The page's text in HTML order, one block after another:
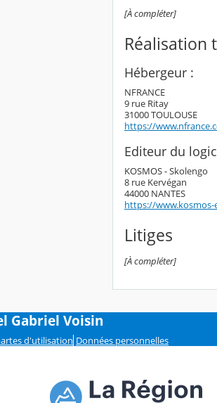
[À compléter]
Réalisation
Hébergeur :
NFRANCE
9 rue Ritay
31000 TOULOUSE
https://
Editeur du
KOSMOS - Skolengo
8 rue Kervégan
44000 NANTES
https://www.kosmos-
Litiges
[À compléter]
Gabriel Voisin
d'utilisation Données personnelles